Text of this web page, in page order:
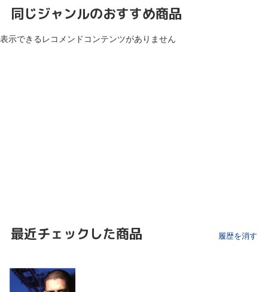
同じジャンルのおすすめ商品
表示できるレコメンドコンテンツがありません
最近チェックした商品 履歴を消す